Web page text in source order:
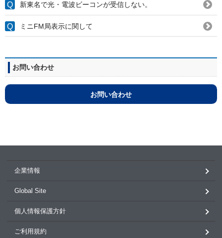
新東名で光・電波ビーコンが受信しない。
ミニFM局表示に関して
お問い合わせ
お問い合わせ
企業情報
Global Site
個人情報保護方針
ご利用規約